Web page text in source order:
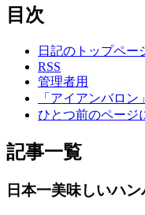
目次
日記のトップペー
RSS
管理者用
「アイアンバロ
ひとつ前のページ
記事一覧
日本一美味しいハ